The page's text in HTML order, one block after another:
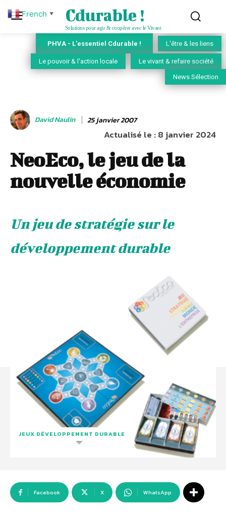
Cdurable !
Solutions pour agir & coopérer avec le Vivant
PHVA - L'essentiel Cdurable ! L'être & les liens
Le pouvoir & l'action locale Le vivant & refaire société
News Sélection
David Naulin 25 janvier 2007
Actualisé le :8 janvier 2024
NeoEco, le jeu de la
nouvelle économie
Un jeu de stratégie sur le
développement durable
JEUX DÉVELOPPEMENT DURABLE
Facebook X WhatsApp
French ▼